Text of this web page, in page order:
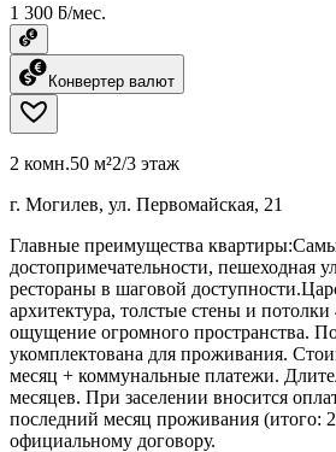
1 300 ƃ/мес.
Конвертер валют
2 комн.50 м²2/3 этаж
г. Могилев, ул. Первомайская, 21
Главные преимущества
достопримечательности, пешеходная
рестораны в шаговой
архитектура, толстые стены и
ощущение огромного пространства.
укомплектована для проживания.
месяц + коммунальные платежи.
месяцев. При заселении вносится
последний месяц проживания (итого:
официальному договору.